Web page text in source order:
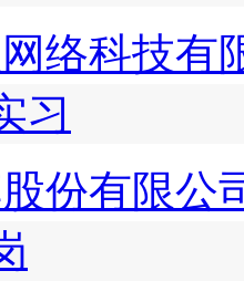
络科技有
习
份有限公